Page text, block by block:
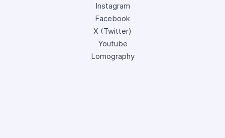
Instagram
Facebook
X (Twitter)
Youtube
Lomography